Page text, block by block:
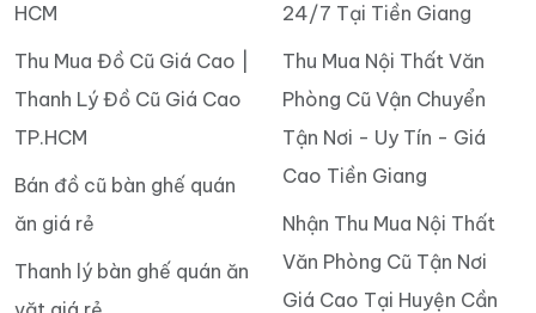
HCM
Thu Mua Đồ Cũ Giá Cao |
Thanh Lý Đồ Cũ Giá Cao
TP.HCM
Bán đồ cũ bàn ghế quán
ăn giá rẻ
Thanh lý bàn ghế quán ăn
24/7 Tại Tiền Giang
Thu Mua Nội Thất Văn
Phòng Cũ Vận Chuyển
Tận Nơi - Uy Tín - Giá
Cao Tiền Giang
Nhận Thu Mua Nội Thất
Văn Phòng Cũ Tận Nơi
Giá Cao Tại Huyện Cần